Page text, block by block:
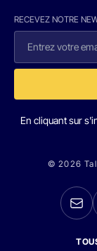
RECEVEZ NOTRE
En cliquant sur
© 2026